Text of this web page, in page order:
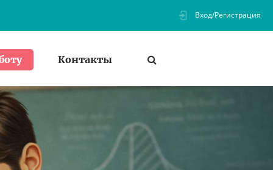
Вход/Регистрация
Контакты